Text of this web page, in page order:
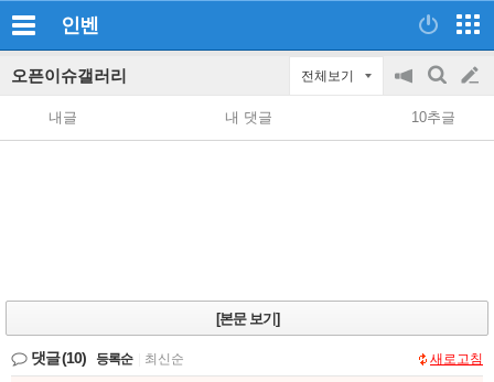
인벤
오픈이슈갤러리 전체보기
공
지
on/off
검
색
글
쓰
내글 내 댓글 10추글
[본문 보기]
댓글(10) 등록순 최신순 새로고침